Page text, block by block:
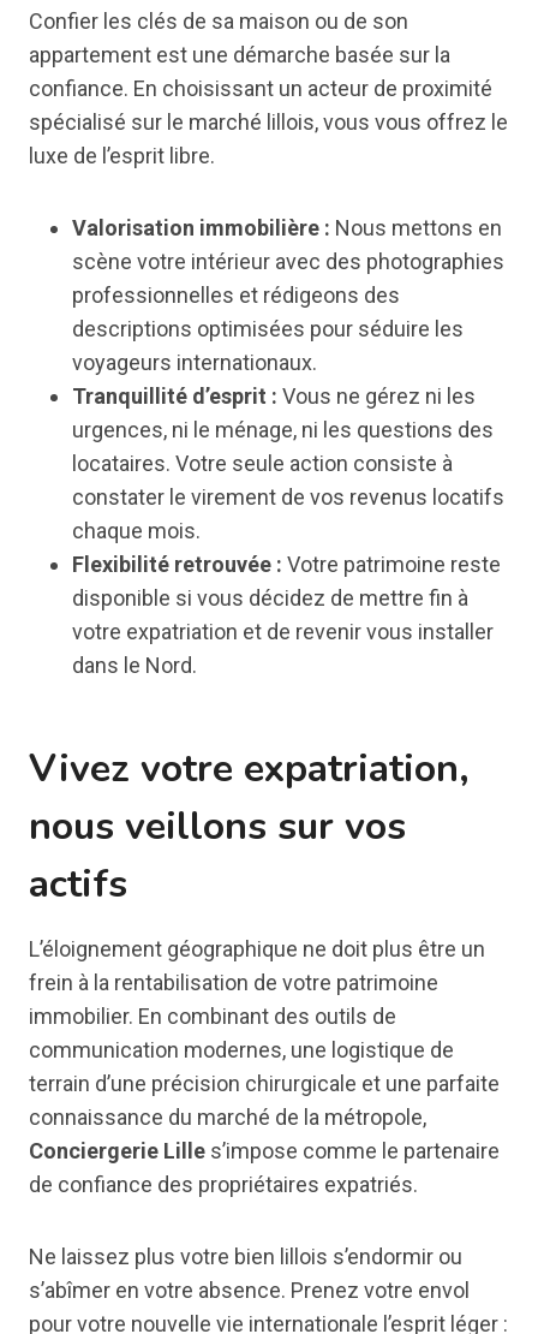
Confier les clés de sa maison ou de son
appartement est une démarche basée sur la
confiance. En choisissant un acteur de proximité
spécialisé sur le marché lillois, vous vous offrez le
luxe de l’esprit libre.
Valorisation immobilière : Nous mettons en
scène votre intérieur avec des photographies
professionnelles et rédigeons des
descriptions optimisées pour séduire les
voyageurs internationaux.
Tranquillité d’esprit : Vous ne gérez ni les
urgences, ni le ménage, ni les questions des
locataires. Votre seule action consiste à
constater le virement de vos revenus locatifs
chaque mois.
Flexibilité retrouvée : Votre patrimoine reste
disponible si vous décidez de mettre fin à
votre expatriation et de revenir vous installer
dans le Nord.
Vivez votre expatriation,
nous veillons sur vos
actifs
L’éloignement géographique ne doit plus être un
frein à la rentabilisation de votre patrimoine
immobilier. En combinant des outils de
communication modernes, une logistique de
terrain d’une précision chirurgicale et une parfaite
connaissance du marché de la métropole,
Conciergerie Lille s’impose comme le partenaire
de confiance des propriétaires expatriés.
Ne laissez plus votre bien lillois s’endormir ou
s’abîmer en votre absence. Prenez votre envol
pour votre nouvelle vie internationale l’esprit léger :